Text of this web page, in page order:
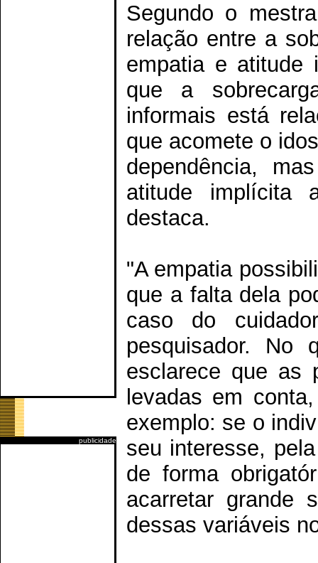
publicidade
Segundo o
relação entre a
empatia e atitude
que a
informais está
que acomete o
dependência,
atitude implícita
destaca.
"A empatia
que a falta dela
caso do
pesquisador. No
esclarece que as
levadas em
exemplo: se o
seu interesse,
de forma
acarretar grande
dessas variáveis